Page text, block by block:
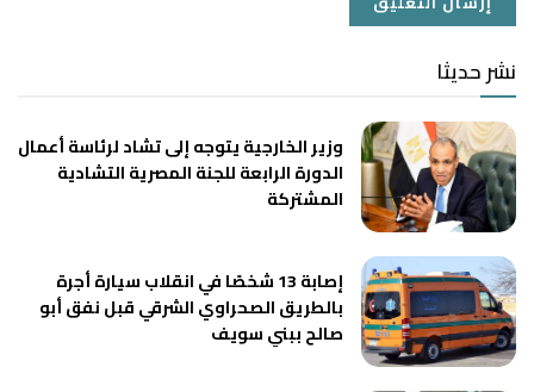
نشر حديثا
وزير الخارجية يتوجه إلى تشاد لرئاسة أعمال
الدورة الرابعة للجنة المصرية التشادية
المشتركة
إصابة 13 شخصًا في انقلاب سيارة أجرة
بالطريق الصحراوي الشرقي قبل نفق أبو
صالح ببني سويف